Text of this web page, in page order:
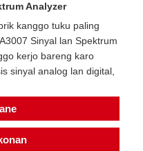
Analyzer
kanggo tuku paling
Sinyal lan Spektrum
kerjo bareng karo
sinyal analog lan digital,